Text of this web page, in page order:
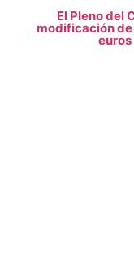
El Pleno del
modificación